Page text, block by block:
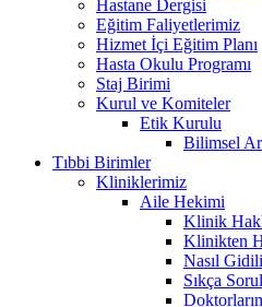
Hastane Dergisi
Eğitim Faliyetlerimiz
Hizmet İçi Eğitim Planı
Hasta Okulu Programı
Staj Birimi
Kurul ve Komiteler
Etik Kurulu
Bilimsel
Tıbbi Birimler
Kliniklerimiz
Aile Hekimi
Klinik
Klinikten
Nasıl
Sıkça